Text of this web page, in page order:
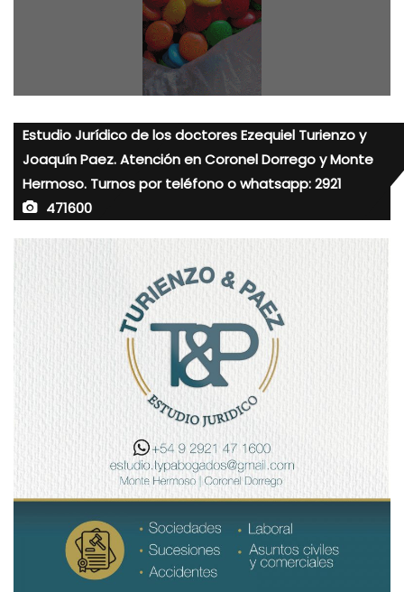
Estudio Jurídico de los doctores Ezequiel Turienzo y
Joaquín Paez. Atención en Coronel Dorrego y Monte
Hermoso. Turnos por teléfono o whatsapp: 2921
471600